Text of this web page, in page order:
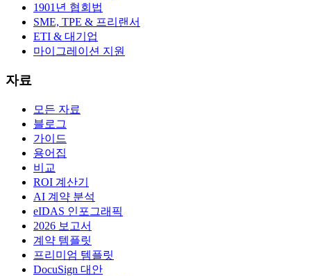
1901년 협회법
SME, TPE & 프리랜서
ETI & 대기업
마이그레이션 지원
자료
모든 자료
블로그
가이드
용어집
비교
ROI 계산기
AI 계약 분석
eIDAS 인포그래픽
2026 보고서
계약 템플릿
프리미엄 템플릿
DocuSign 대안